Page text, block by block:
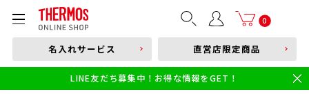
0
部品購入はこちら
本体品番やキーワードを入力
食洗機対応 新製品
幼児・園児向け水筒
名入れサービス 直営店限定商品
LINE友だち募集中！お得な情報をGET！